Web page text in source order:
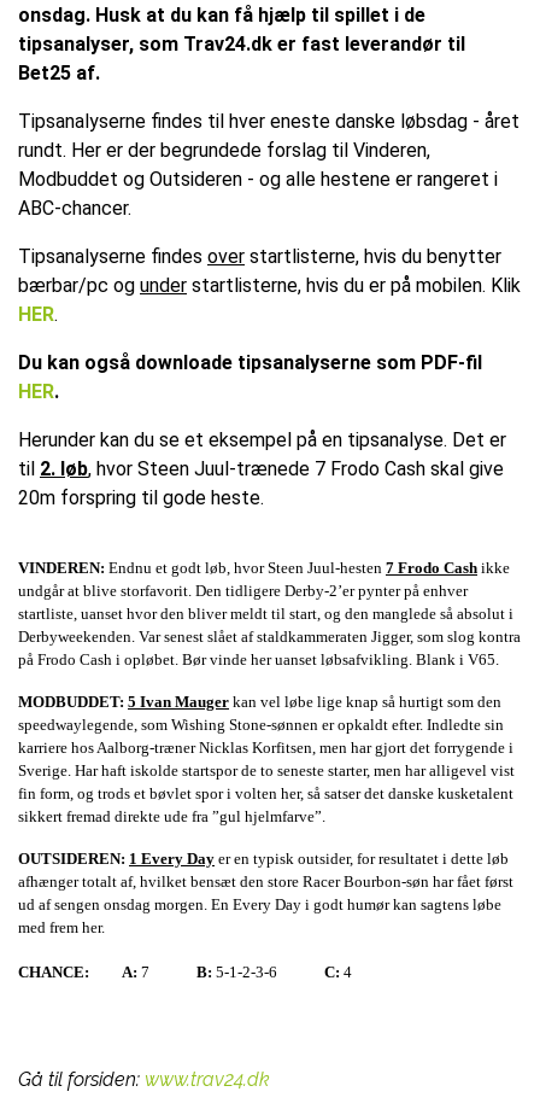
onsdag. Husk at du kan få hjælp til spillet i de
tipsanalyser, som Trav24.dk er fast leverandør til
Bet25 af.
Tipsanalyserne findes til hver eneste danske løbsdag - året
rundt. Her er der begrundede forslag til Vinderen,
Modbuddet og Outsideren - og alle hestene er rangeret i
ABC-chancer.
Tipsanalyserne findes over startlisterne, hvis du benytter
bærbar/pc og under startlisterne, hvis du er på mobilen. Klik
HER.
Du kan også downloade tipsanalyserne som PDF-fil
HER.
Herunder kan du se et eksempel på en tipsanalyse. Det er
til 2. løb, hvor Steen Juul-trænede 7 Frodo Cash skal give
20m forspring til gode heste.
VINDEREN: Endnu et godt løb, hvor Steen Juul-hesten 7 Frodo Cash ikke
undgår at blive storfavorit. Den tidligere Derby-2’er pynter på enhver
startliste, uanset hvor den bliver meldt til start, og den manglede så absolut i
Derbyweekenden. Var senest slået af staldkammeraten Jigger, som slog kontra
på Frodo Cash i opløbet. Bør vinde her uanset løbsafvikling. Blank i V65.
MODBUDDET: 5 Ivan Mauger kan vel løbe lige knap så hurtigt som den
speedwaylegende, som Wishing Stone-sønnen er opkaldt efter. Indledte sin
karriere hos Aalborg-træner Nicklas Korfitsen, men har gjort det forrygende i
Sverige. Har haft iskolde startspor de to seneste starter, men har alligevel vist
fin form, og trods et bøvlet spor i volten her, så satser det danske kusketalent
sikkert fremad direkte ude fra ”gul hjelmfarve”.
OUTSIDEREN: 1 Every Day er en typisk outsider, for resultatet i dette løb
afhænger totalt af, hvilket bensæt den store Racer Bourbon-søn har fået først
ud af sengen onsdag morgen. En Every Day i godt humør kan sagtens løbe
med frem her.
CHANCE: A: 7 B: 5-1-2-3-6 C: 4
Gå til forsiden: www.trav24.dk